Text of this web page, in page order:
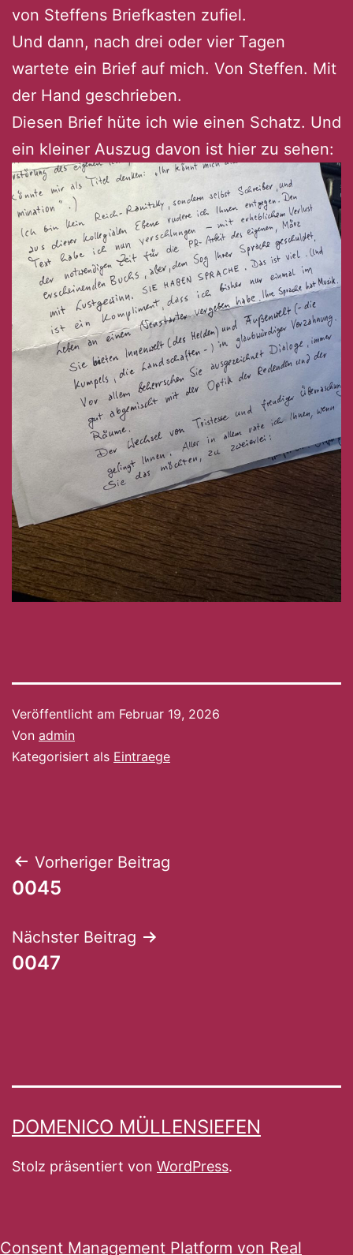
von Steffens Briefkasten zufiel.
Und dann, nach drei oder vier Tagen
wartete ein Brief auf mich. Von Steffen. Mit
der Hand geschrieben.
Diesen Brief hüte ich wie einen Schatz. Und
ein kleiner Auszug davon ist hier zu sehen:
Veröffentlicht am Februar 19, 2026
Von admin
Kategorisiert als Eintraege
Beitragsnavigation
Vorheriger Beitrag
0045
Nächster Beitrag
0047
DOMENICO MÜLLENSIEFEN
Stolz präsentiert von WordPress.
Consent Management Platform von Real